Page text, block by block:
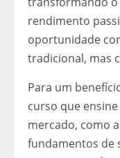
rendimento
oportunidade
tradicional, mas
Para um
curso que
mercado, como
fundamentos de